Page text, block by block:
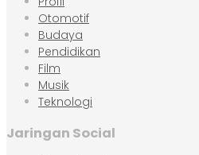
Otomotif
Budaya
Pendidikan
Film
Musik
Teknologi
Jaringan Social